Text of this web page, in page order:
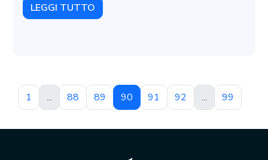
LEGGI TUTTO
1 ... 88 89 90 91 92 ... 99